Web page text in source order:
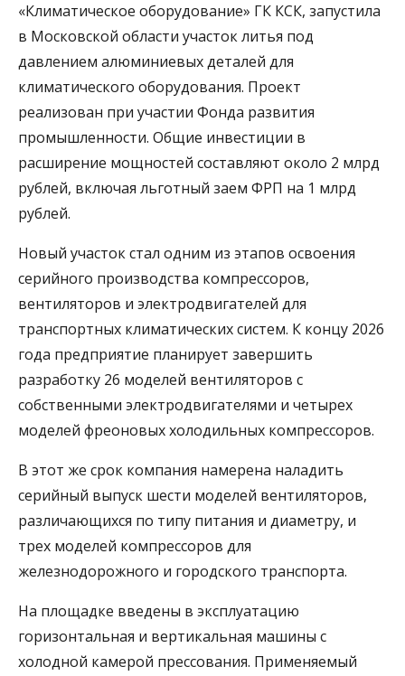
«Климатическое оборудование» ГК КСК, запустила
в Московской области участок литья под
давлением алюминиевых деталей для
климатического оборудования. Проект
реализован при участии Фонда развития
промышленности. Общие инвестиции в
расширение мощностей составляют около 2 млрд
рублей, включая льготный заем ФРП на 1 млрд
рублей.
Новый участок стал одним из этапов освоения
серийного производства компрессоров,
вентиляторов и электродвигателей для
транспортных климатических систем. К концу 2026
года предприятие планирует завершить
разработку 26 моделей вентиляторов с
собственными электродвигателями и четырех
моделей фреоновых холодильных компрессоров.
В этот же срок компания намерена наладить
серийный выпуск шести моделей вентиляторов,
различающихся по типу питания и диаметру, и
трех моделей компрессоров для
железнодорожного и городского транспорта.
На площадке введены в эксплуатацию
горизонтальная и вертикальная машины с
холодной камерой прессования. Применяемый